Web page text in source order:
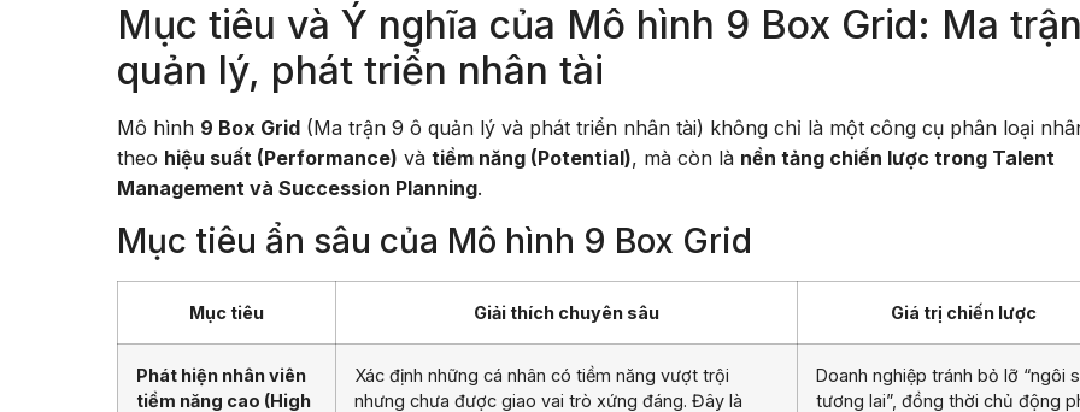
Mục tiêu và Ý nghĩa của Mô hình 9 Box Grid: Ma trận
quản lý, phát triển nhân tài
Mô hình 9 Box Grid (Ma trận 9 ô quản lý và phát triển nhân tài) không chỉ là một công cụ phân loại
theo hiệu suất (Performance) và tiềm năng (Potential), mà còn là nền tảng chiến lược trong Talent
Management và Succession Planning.
Mục tiêu ẩn sâu của Mô hình 9 Box Grid
Mục tiêu Giải thích chuyên sâu Giá trị chiến lược
Phát hiện nhân viên
tiềm năng cao (High
Xác định những cá nhân có tiềm năng vượt trội
nhưng chưa được giao vai trò xứng đáng. Đây là
Doanh nghiệp tránh bỏ lỡ “ngôi
tương lai”, đồng thời chủ động